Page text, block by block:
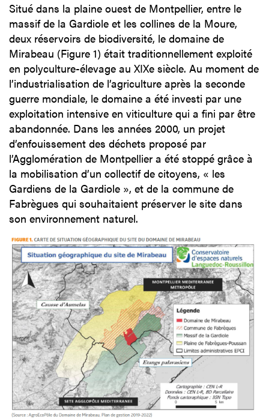
Situé dans la plaine ouest de Montpellier, entre le
massif de la Gardiole et les collines de la Moure,
deux réservoirs de biodiversité, le domaine de
Mirabeau (Figure 1) était traditionnellement exploité
en polyculture-élevage au XIXe siècle. Au moment de
l’industrialisation de l’agriculture après la seconde
guerre mondiale, le domaine a été investi par une
exploitation intensive en viticulture qui a fini par être
abandonnée. Dans les années 2000, un projet
d’enfouissement des déchets proposé par
l’Agglomération de Montpellier a été stoppé grâce à
la mobilisation d’un collectif de citoyens, « les
Gardiens de la Gardiole », et de la commune de
Fabrègues qui souhaitaient préserver le site dans
son environnement naturel.